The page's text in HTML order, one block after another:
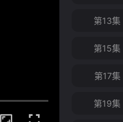
第13集
第15集
第17集
第19集